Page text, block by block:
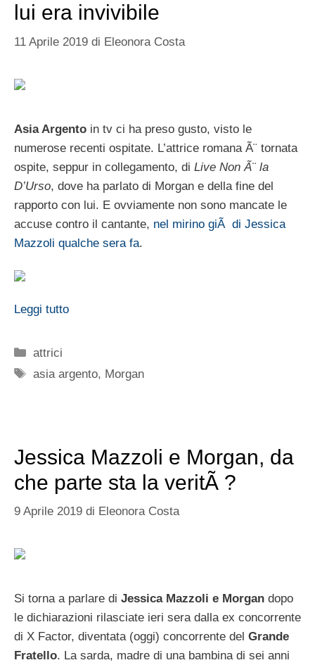
lui era invivibile
11 Aprile 2019 di Eleonora Costa
Asia Argento in tv ci ha preso gusto, visto le
numerose recenti ospitate. L’attrice romana Ã¨ tornata
ospite, seppur in collegamento, di Live Non Ã¨ la
D’Urso, dove ha parlato di Morgan e della fine del
rapporto con lui. E ovviamente non sono mancate le
accuse contro il cantante, nel mirino giÃ di Jessica
Mazzoli qualche sera fa.
Leggi tutto
Categorie
attrici
Tag
asia argento, Morgan
Jessica Mazzoli e Morgan, da
che parte sta la veritÃ ?
9 Aprile 2019 di Eleonora Costa
Si torna a parlare di Jessica Mazzoli e Morgan dopo
le dichiarazioni rilasciate ieri sera dalla ex concorrente
di X Factor, diventata (oggi) concorrente del Grande
Fratello. La sarda, madre di una bambina di sei anni